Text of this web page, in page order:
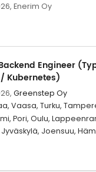
Enerim Oy
Engineer
Kubernetes)
Greenstep Oy
Vaasa, Turku,
Pori, Oulu,
Jyväskylä, Joensuu,